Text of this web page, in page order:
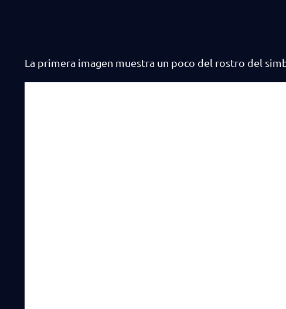
La primera imagen muestra un poco del rostro del